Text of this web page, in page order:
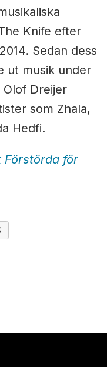
Knife efter
Sedan dess
ut musik under
Olof Dreijer
som Zhala,
Hedfi.
Förstörda för